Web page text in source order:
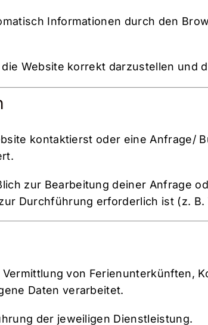
Informationen durch den
Website korrekt darzustellen und
kontaktierst oder eine Anfrage/
zur Bearbeitung deiner Anfrage
Durchführung erforderlich ist (z. B.
von Ferienunterkünften,
Daten verarbeitet.
der jeweiligen Dienstleistung.